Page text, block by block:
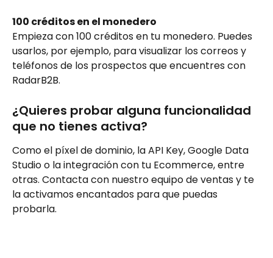
100 créditos en el monedero
Empieza con 100 créditos en tu monedero. Puedes
usarlos, por ejemplo, para visualizar los correos y
teléfonos de los prospectos que encuentres con
RadarB2B.
¿Quieres probar alguna funcionalidad
que no tienes activa?
Como el píxel de dominio, la API Key, Google Data
Studio o la integración con tu Ecommerce, entre
otras. Contacta con nuestro equipo de ventas y te
la activamos encantados para que puedas
probarla.